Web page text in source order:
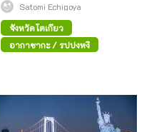
Satomi Echigoya
จังหวัดโตเกียว
อากาซากะ / รปปงหงิ